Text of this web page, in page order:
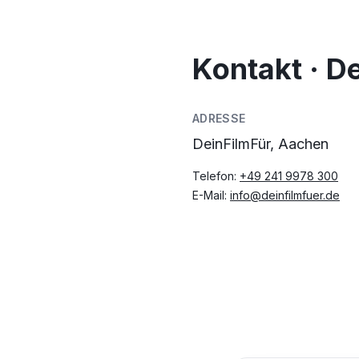
Kontakt ·
ADRESSE
DeinFilmFür, Aachen
Telefon: +49 241 9978 300
E-Mail: info@deinfilmfuer.de